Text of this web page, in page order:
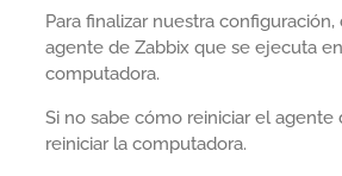
Para finalizar nuestra
agente de Zabbix que se ejecuta
computadora.
Si no sabe cómo reiniciar el agente
reiniciar la computadora.